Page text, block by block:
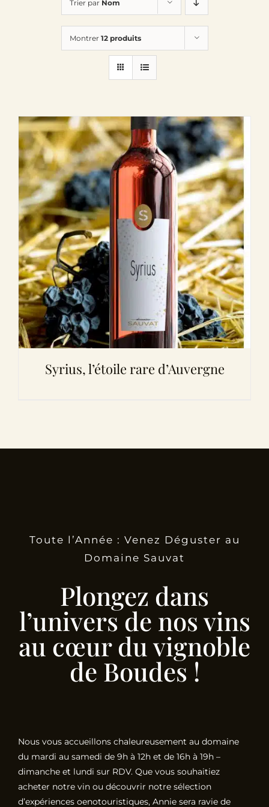
Le Domaine
Œnotourisme
Actualités
Partenaires
Contactez-nous
Trier par Nom
Montrer 12 produits
Syrius, l’étoile rare d’Auvergne
Toute l’Année : Venez Déguster au
Domaine Sauvat
Plongez dans
l’univers de nos vins
au cœur du vignoble
de Boudes !
Nous vous accueillons chaleureusement au domaine
du mardi au samedi de 9h à 12h et de 16h à 19h –
dimanche et lundi sur RDV. Que vous souhaitiez
acheter notre vin ou découvrir notre sélection
d’expériences oenotouristiques, Annie sera ravie de